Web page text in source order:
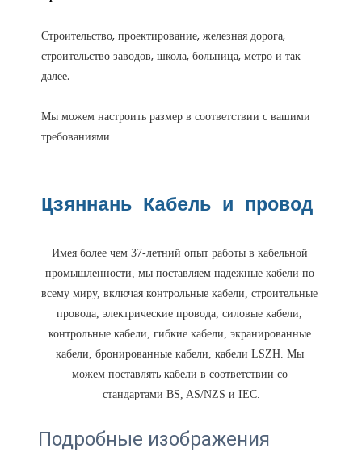
Строительство, проектирование, железная дорога,
строительство заводов, школа, больница, метро и так
Мы можем настроить размер в соответствии с вашими
Имея более чем 37-летний опыт работы в кабельной
промышленности, мы поставляем надежные кабели по
всему миру, включая контрольные кабели, строительные
провода, электрические провода, силовые кабели,
контрольные кабели, гибкие кабели, экранированные
кабели, бронированные кабели, кабели LSZH. Мы
можем поставлять кабели в соответствии со
Подробные изображения